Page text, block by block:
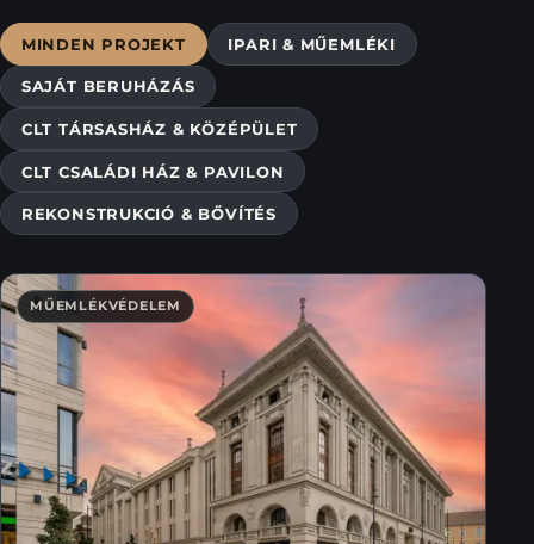
MINDEN PROJEKT IPARI & MŰEMLÉKI
SAJÁT BERUHÁZÁS
CLT TÁRSASHÁZ & KÖZÉPÜLET
CLT CSALÁDI HÁZ & PAVILON
REKONSTRUKCIÓ & BŐVÍTÉS
MŰEMLÉKVÉDELEM